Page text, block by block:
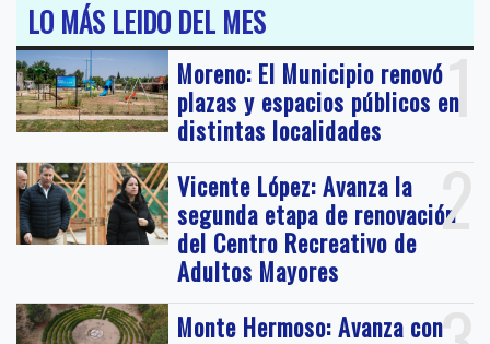
LO MÁS LEIDO DEL MES
1
Moreno: El Municipio renovó
plazas y espacios públicos en
distintas localidades
2
Vicente López: Avanza la
segunda etapa de renovación
del Centro Recreativo de
Adultos Mayores
Monte Hermoso: Avanza con